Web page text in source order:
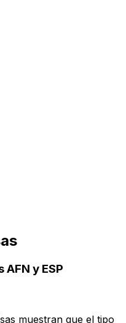
y ESP
muestran que el tipo